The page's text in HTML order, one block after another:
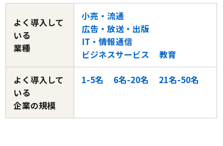
よく導入して
いる
業種
小売・流通
広告・放送・出版
IT・情報通信
ビジネスサービス
教育
よく導入して
いる
企業の規模
1-5名 6名-20名 21名-50名